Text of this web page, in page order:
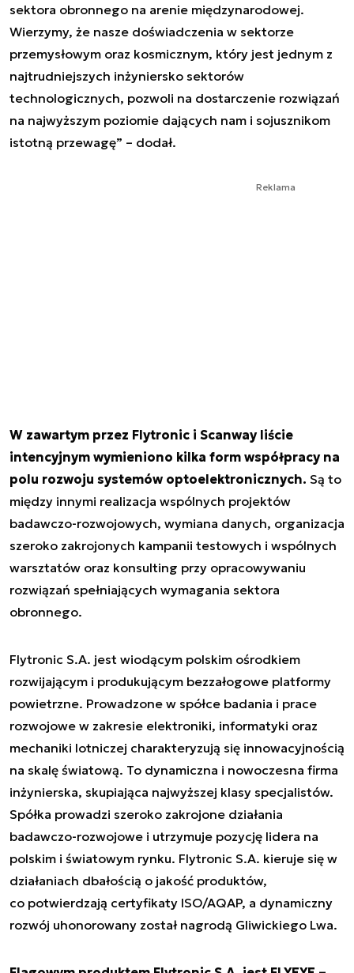
sektora obronnego na arenie międzynarodowej.
Wierzymy, że nasze doświadczenia w sektorze
przemysłowym oraz kosmicznym, który jest jednym z
najtrudniejszych inżyniersko sektorów
technologicznych, pozwoli na dostarczenie rozwiązań
na najwyższym poziomie dających nam i sojusznikom
istotną przewagę” – dodał.
Reklama
W zawartym przez Flytronic i Scanway liście
intencyjnym wymieniono kilka form współpracy na
polu rozwoju systemów optoelektronicznych. Są to
między innymi realizacja wspólnych projektów
badawczo-rozwojowych, wymiana danych, organizacja
szeroko zakrojonych kampanii testowych i wspólnych
warsztatów oraz konsulting przy opracowywaniu
rozwiązań spełniających wymagania sektora
obronnego.
Flytronic S.A. jest wiodącym polskim ośrodkiem
rozwijającym i produkującym bezzałogowe platformy
powietrzne. Prowadzone w spółce badania i prace
rozwojowe w zakresie elektroniki, informatyki oraz
mechaniki lotniczej charakteryzują się innowacyjnością
na skalę światową. To dynamiczna i nowoczesna firma
inżynierska, skupiająca najwyższej klasy specjalistów.
Spółka prowadzi szeroko zakrojone działania
badawczo-rozwojowe i utrzymuje pozycję lidera na
polskim i światowym rynku. Flytronic S.A. kieruje się w
działaniach dbałością o jakość produktów,
co potwierdzają certyfikaty ISO/AQAP, a dynamiczny
rozwój uhonorowany został nagrodą Gliwickiego Lwa.